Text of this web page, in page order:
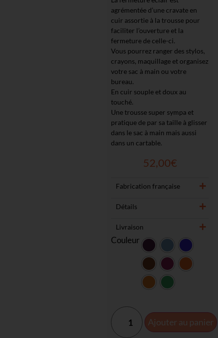
agrémentée d’une cravate en
cuir assortie à la trousse pour
faciliter l’ouverture et la
fermeture de celle-ci.
Vous pourrez ranger des stylos,
crayons, maquillage et organisez
votre sac à main ou votre
bureau.
En cuir souple et doux au
touché.
Une trousse super sympa et
pratique de par sa taille à glisser
dans le sac à main mais aussi
dans un cartable.
52,00€
Fabrication française
Détails
Livraison
Couleur
Ajouter au panier